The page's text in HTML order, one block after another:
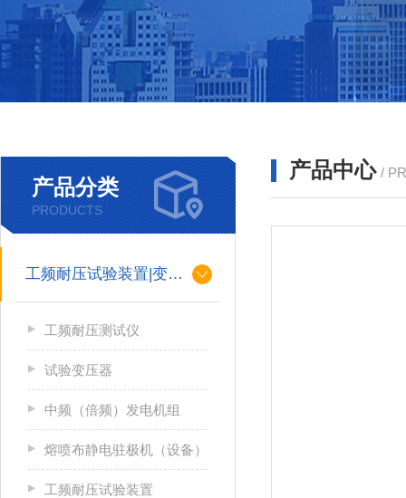
产品分类
PRODUCTS
工频耐压试验装置|变压器
工频耐压测试仪
试验变压器
中频（倍频）发电机组
熔喷布静电驻极机（设备）
工频耐压试验装置
产品中心 /